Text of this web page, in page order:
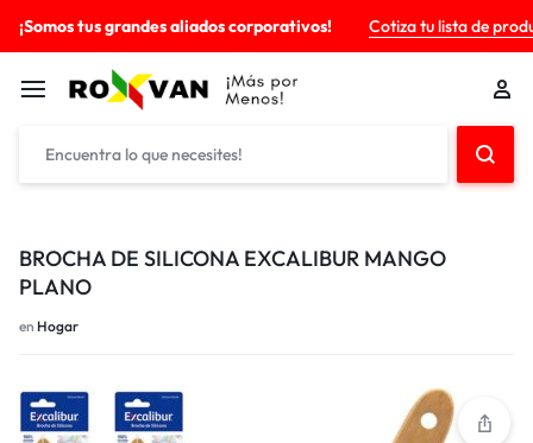
¡Somos tus grandes aliados corporativos! Cotiza tu lista de
BROCHA DE SILICONA EXCALIBUR MANGO
PLANO
en Hogar